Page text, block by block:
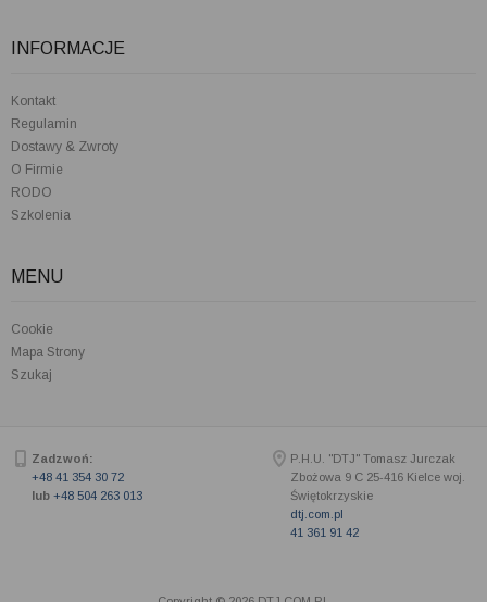
INFORMACJE
Kontakt
Regulamin
Dostawy & Zwroty
O Firmie
RODO
Szkolenia
MENU
Cookie
Mapa Strony
Szukaj
Zadzwoń:
+48 41 354 30 72
lub +48 504 263 013
P.H.U. "DTJ" Tomasz Jurczak
Zbożowa 9 C 25-416 Kielce woj.
Świętokrzyskie
dtj.com.pl
41 361 91 42